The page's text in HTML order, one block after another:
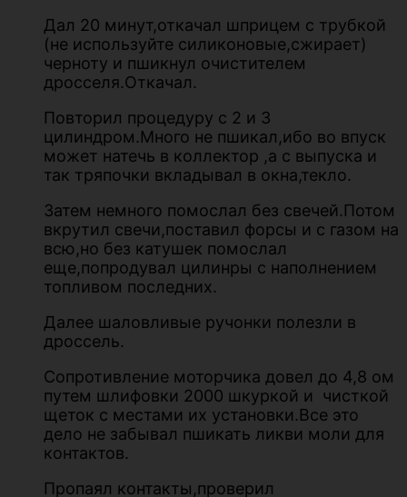
Дал 20 минут,откачал шприцем с трубкой
(не используйте силиконовые,сжирает)
черноту и пшикнул очистителем
дросселя.Откачал.
Повторил процедуру с 2 и 3
цилиндром.Много не пшикал,ибо во впуск
может натечь в коллектор ,а с выпуска и
так тряпочки вкладывал в окна,текло.
Затем немного помослал без свечей.Потом
вкрутил свечи,поставил форсы и с газом на
всю,но без катушек помослал
еще,попродувал цилинры с наполнением
топливом последних.
Далее шаловливые ручонки полезли в
дроссель.
Сопротивление моторчика довел до 4,8 ом
путем шлифовки 2000 шкуркой и чисткой
щеток с местами их установки.Все это
дело не забывал пшикать ликви моли для
контактов.
Пропаял контакты,проверил